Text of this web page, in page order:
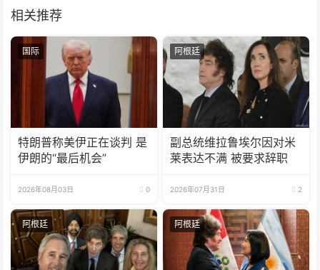
相关推荐
国际
特朗普称美伊正在谈判 是
伊朗的“最后机会”
2026年08月03日 0
阿根廷
副总统维拉鲁埃尔因对米
莱表达不满 被要求辞职
2026年07月31日 2
阿根廷 阿根廷